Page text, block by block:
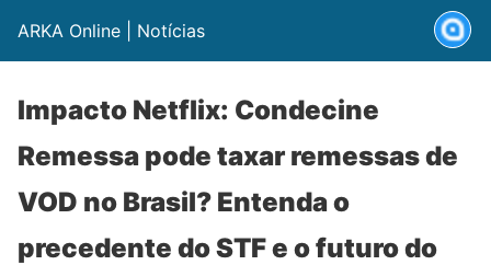
ARKA Online | Notícias
Impacto Netflix: Condecine
Remessa pode taxar remessas de
VOD no Brasil? Entenda o
precedente do STF e o futuro do